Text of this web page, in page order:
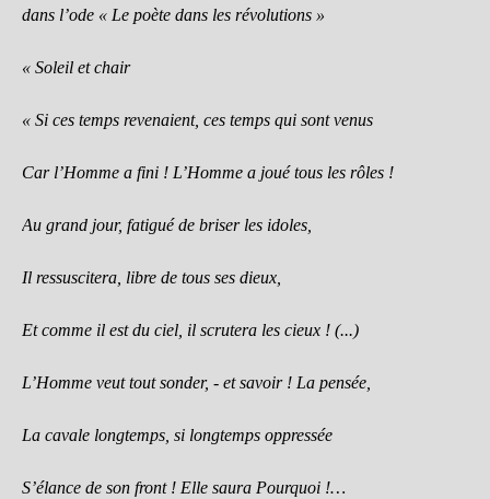
dans l’ode « Le poète dans les révolutions »
« Soleil et chair
« Si ces temps revenaient, ces temps qui sont venus
Car l’Homme a fini ! L’Homme a joué tous les rôles !
Au grand jour, fatigué de briser les idoles,
Il ressuscitera, libre de tous ses dieux,
Et comme il est du ciel, il scrutera les cieux ! (...)
L’Homme veut tout sonder, - et savoir ! La pensée,
La cavale longtemps, si longtemps oppressée
S’élance de son front ! Elle saura Pourquoi !…